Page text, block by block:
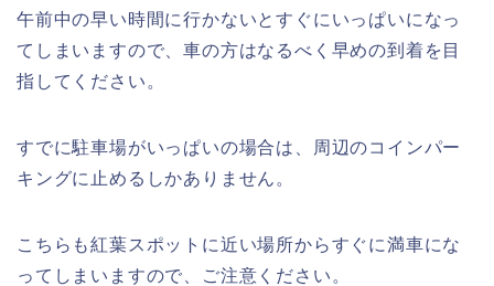
午前中の早い時間に行かないとすぐにいっぱいになっ
てしまいますので、車の方はなるべく早めの到着を目
指してください。
すでに駐車場がいっぱいの場合は、周辺のコインパー
キングに止めるしかありません。
こちらも紅葉スポットに近い場所からすぐに満車にな
ってしまいますので、ご注意ください。